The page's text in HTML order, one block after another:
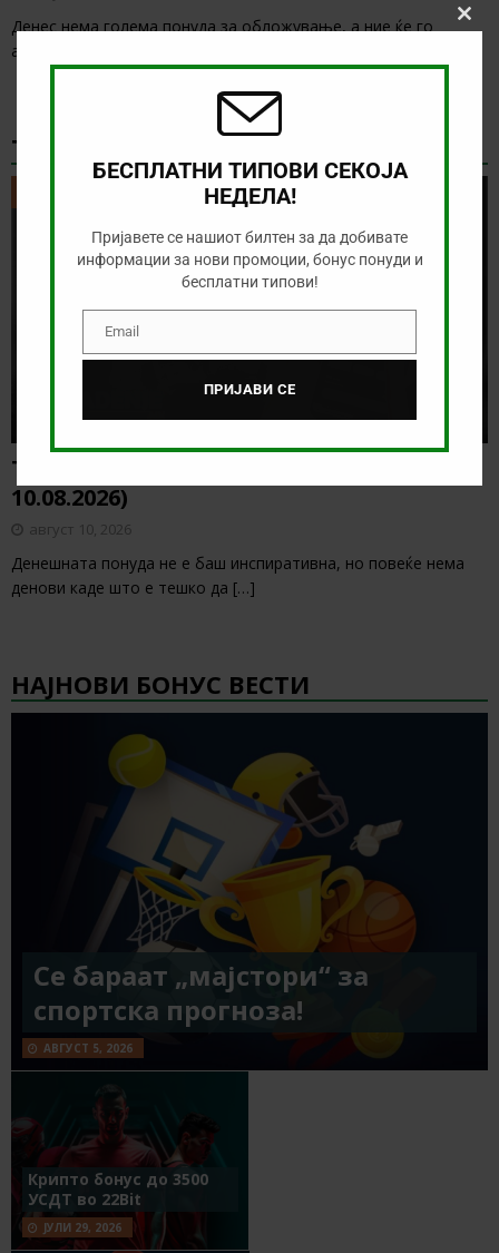
Денес нема голема понуда за обложување, а ние ќе го
анализиране дуелот од колумбиското првенство
ТИКЕТ НА ДЕНОТ
Тикет на денот (понеделник,
10.08.2026)
август 10, 2026
Денешната понуда не е баш инспиративна, но повеќе нема
денови каде што е тешко да […]
НАЈНОВИ БОНУС ВЕСТИ
Се бараат „мајстори“ за
спортска прогноза!
АВГУСТ 5, 2026
Крипто бонус до 3500
УСДТ во 22Bit
ЈУЛИ 29, 2026
БЕСПЛАТНИ ТИПОВИ СЕКОЈА
НЕДЕЛА!
Пријавете се нашиот билтен за да добивате
информации за нови промоции, бонус понуди и
бесплатни типови!
EmailEmail
ПРИЈАВИ СЕ